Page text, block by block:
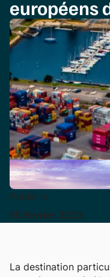
européens
Publié le
15 Février 2023
La destination